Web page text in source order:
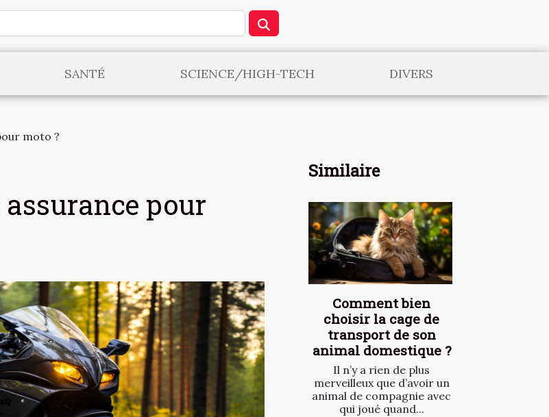
SANTÉ SCIENCE/HIGH-TECH DIVERS
moto ?
pour
Similaire
Comment bien
choisir la cage de
transport de son
animal domestique ?
Il n’y a rien de plus
merveilleux que d’avoir un
animal de compagnie avec
qui joué quand...